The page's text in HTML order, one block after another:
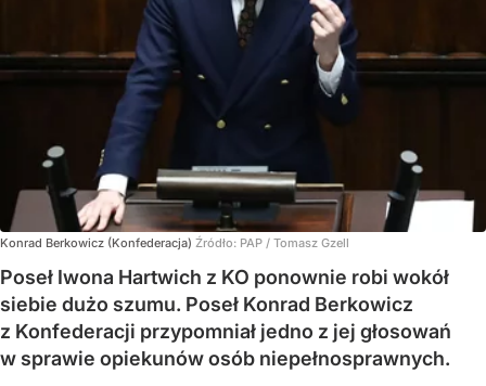
Konrad Berkowicz (Konfederacja) Źródło: PAP / Tomasz Gzell
Poseł Iwona Hartwich z KO ponownie robi wokół
siebie dużo szumu. Poseł Konrad Berkowicz
z Konfederacji przypomniał jedno z jej głosowań
w sprawie opiekunów osób niepełnosprawnych.